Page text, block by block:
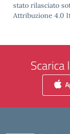
stato rilasciato
Attribuzione 4.0